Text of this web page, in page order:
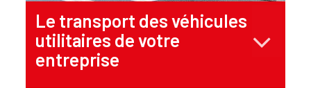
Le transport des véhicules
utilitaires de votre
entreprise